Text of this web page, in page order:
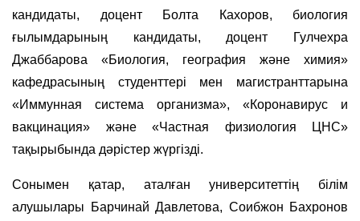
кандидаты, доцент Болта Кахоров, биология
ғылымдарының кандидаты, доцент Гулчехра
Джаббарова «Биология, география және химия»
кафедрасының студенттері мен магистранттарына
«Иммунная система организма», «Коронавирус и
вакцинация» және «Частная физиология ЦНС»
тақырыбында дәрістер жүргізді.
Сонымен қатар, аталған университеттің білім
алушылары Барчинай Давлетова, Соибжон Бахронов